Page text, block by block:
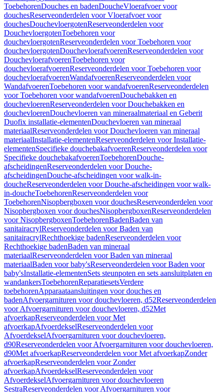
ToebehorenDouches en badenDoucheVloerafvoer voor
douchesReserveonderdelen voor Vloerafvoer voor
douchesDouchevloergotenReserveonderdelen voor
DouchevloergotenToebehoren voor
douchevloergotenReserveonderdelen voor Toebehoren voor
douchevloergotenDouchevloerafvoerenReserveonderdelen voor
DouchevloerafvoerenToebehoren voor
douchevloerafvoerenReserveonderdelen voor Toebehoren voor
douchevloerafvoerenWandafvoerenReserveonderdelen voor
WandafvoerenToebehoren voor wandafvoerenReserveonderdelen
voor Toebehoren voor wandafvoerenDouchebakken en
douchevloerenReserveonderdelen voor Douchebakken en
douchevloerenDouchevloeren van mineraalmateriaal en Geberit
Duofix installatie-elementenDouchevloeren van mineraal
materiaalReserveonderdelen voor Douchevloeren van mineraal
materiaalInstallatie-elementenReserveonderdelen voor Installatie-
elementenSpecifieke douchebakafvoerenReserveonderdelen voor
Specifieke douchebakafvoerenToebehorenDouche-
afscheidingenReserveonderdelen voor Douche-
afscheidingenDouche-afscheidingen voor walk-in-
doucheReserveonderdelen voor Douche-afscheidingen voor walk-
in-doucheToebehorenReserveonderdelen voor
ToebehorenNisopbergboxen voor douchesReserveonderdelen voor
Nisopbergboxen voor douchesNisopbergboxenReserveonderdelen
voor NisopbergboxenToebehorenBadenBaden van
sanitairacrylReserveonderdelen voor Baden van
sanitairacrylRechthoekige badenReserveonderdelen voor
Rechthoekige badenBaden van mineraal
materiaalReserveonderdelen voor Baden van mineraal
materiaalBaden voor baby'sReserveonderdelen voor Baden voor
baby'sInstallatie-elementenSets steunpoten en sets aansluitplaten en
wandankersToebehorenReparatiesetsVerdere
toebehorenApparaataansluitingen voor douches en
badenAfvoergarnituren voor douchevloeren, d52Reserveonderdelen
voor Afvoergarnituren voor douchevloeren, d52Met
afvoerkapReserveonderdelen voor Met
afvoerkapAfvoerdekselReserveonderdelen voor
AfvoerdekselAfvoergarnituren voor douchevloeren,
d90Reserveonderdelen voor Afvoergarnituren voor douchevloeren,
d90Met afvoerkapReserveonderdelen voor Met afvoerkapZonder
afvoerkapReserveonderdelen voor Zonder
afvoerkapAfvoerdekselReserveonderdelen voor
AfvoerdekselAfvoergarnituren voor douchevloeren
SestraReserveonderdelen voor Afvoergarnituren voor